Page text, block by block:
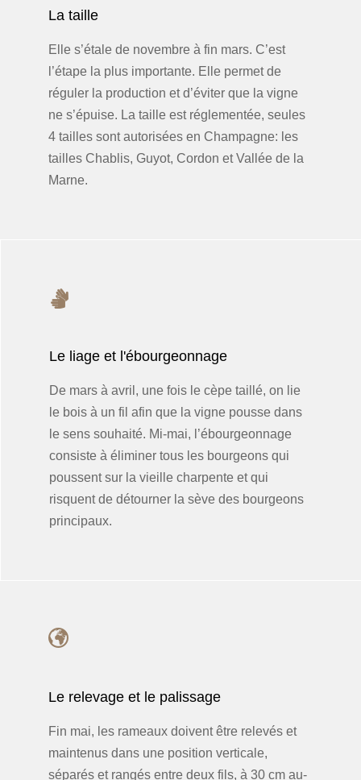
La taille
Elle s’étale de novembre à fin mars. C’est
l’étape la plus importante. Elle permet de
réguler la production et d’éviter que la vigne
ne s’épuise. La taille est réglementée, seules
4 tailles sont autorisées en Champagne: les
tailles Chablis, Guyot, Cordon et Vallée de la
Marne.
Le liage et l'ébourgeonnage
De mars à avril, une fois le cèpe taillé, on lie
le bois à un fil afin que la vigne pousse dans
le sens souhaité. Mi-mai, l’ébourgeonnage
consiste à éliminer tous les bourgeons qui
poussent sur la vieille charpente et qui
risquent de détourner la sève des bourgeons
principaux.
Le relevage et le palissage
Fin mai, les rameaux doivent être relevés et
maintenus dans une position verticale,
séparés et rangés entre deux fils, à 30 cm au-